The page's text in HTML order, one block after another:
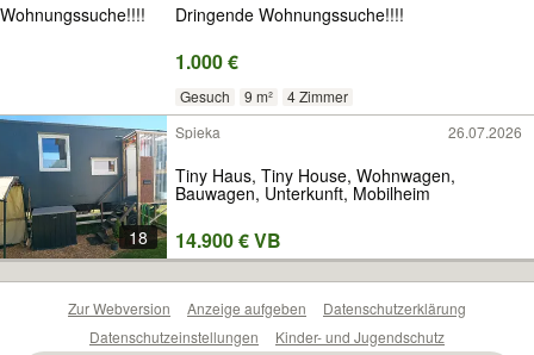
Dringende Wohnungssuche!!!!
1.000 €
Gesuch 9 m² 4 Zimmer
18
Spieka 26.07.2026
Tiny Haus, Tiny House, Wohnwagen,
Bauwagen, Unterkunft, Mobilheim
14.900 € VB
Zur Webversion Anzeige aufgeben
Datenschutzerklärung
Datenschutzeinstellungen
Kinder- und Jugendschutz